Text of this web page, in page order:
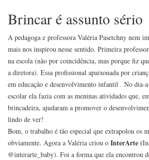
Brincar é assunto sério
A pedagoga e professora Valéria Pasetchny nem
mais nos inspirou nesse sentido. Primeira
na escola (não por coincidência, mas porque fiz
a diretora). Essa profissional apaixonada por
em educação e desenvolvimento infantil . No dia-
escolar ela fazia com as meninas atividades que,
brincadeira, ajudaram a promover o
lindo de ver!
Bom, o trabalho é tão especial que extrapolou os
obviamente. Agora a Valéria criou o InterArte (
@interarte_baby). Foi a forma que ela encontrou